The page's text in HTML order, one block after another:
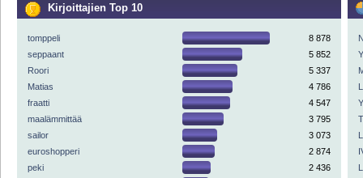
Kirjoittajien Top 10
tomppeli
8 878
seppaant
5 852
Roori
5 337
Matias
4 786
fraatti
4 547
maalämmittää
3 795
sailor
3 073
euroshopperi
2 874
peki
2 436